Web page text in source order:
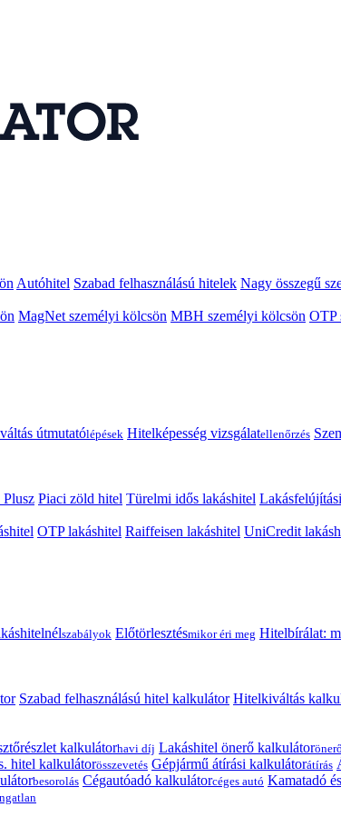
Autóhitel Szabad felhasználású hitelek Nagy összegű
MagNet személyi kölcsön MBH személyi kölcsön OTP
útmutatólépések Hitelképesség vizsgálatellenőrzés
Piaci zöld hitel Türelmi idős lakáshitel
OTP lakáshitel Raiffeisen lakáshitel UniCredit
szabályok Előtörlesztésmikor éri meg Hitelbírálat:
Szabad felhasználású hitel kalkulátor Hitelkiváltás
kalkulátorhavi díj Lakáshitel önerő kalkulátorönerő
hitel kalkulátorösszevetés Gépjármű átírási kalkulátorátírás
besorolás Cégautóadó kalkulátorcéges autó Kamatadó